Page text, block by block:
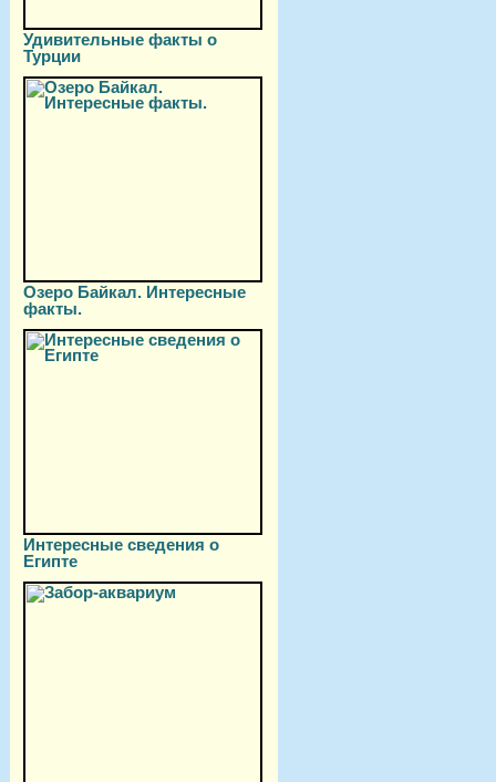
Удивительные факты о
Турции
Озеро Байкал. Интересные
факты.
Интересные сведения о
Египте